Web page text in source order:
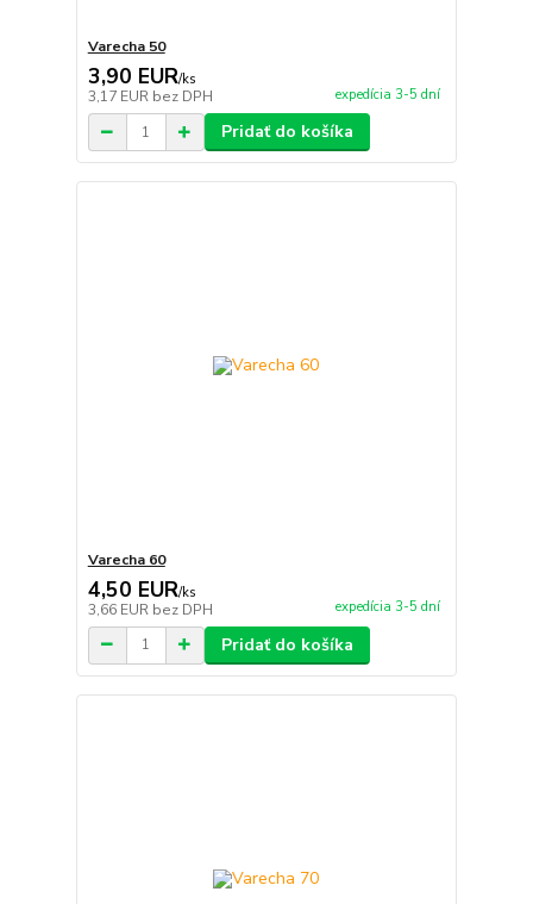
Varecha 50
3,90 EUR/ks
3,17 EUR bez DPH expedícia 3-5 dní
Pridať do košíka
Varecha 60
4,50 EUR/ks
3,66 EUR bez DPH expedícia 3-5 dní
Pridať do košíka